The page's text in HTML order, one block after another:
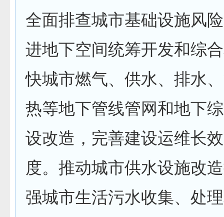
全面排查城市基础设施风
进地下空间统筹开发和综
快城市燃气、供水、排水
热等地下管线管网和地下
设改造，完善建设运维长
度。推动城市供水设施改
强城市生活污水收集、处